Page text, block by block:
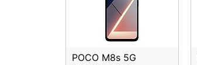
POCO M8s 5G